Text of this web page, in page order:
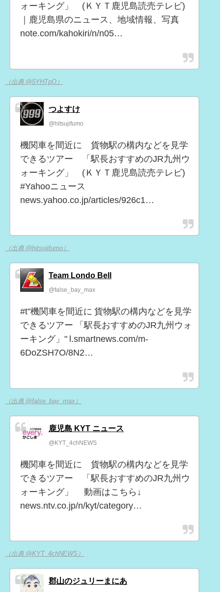
ォーキング」 (ＫＹＴ鹿児島読売テレビ)
｜鹿児島県のニュース、地域情報、写真
note.com/kahokiri/n/n05…
（出典 @5YHTpO）
つよすけ
@hitsujifumo
機関車を間近に 貨物駅の構内などを見学
できるツアー 「駅長おすすめのJR九州ウ
ォーキング」 (ＫＹＴ鹿児島読売テレビ)
#Yahooニュース
news.yahoo.co.jp/articles/926c1…
（出典 @hitsujifumo）
Team Londo Bell
@false_bay_max
#t"機関車を間近に 貨物駅の構内などを見学
できるツアー 「駅長おすすめのJR九州ウォ
ーキング」" l.smartnews.com/m-
6DoZSH7O/8N2…
（出典 @false_bay_max）
鹿児島 KYT ニュース
@KYT_4chNEWS
機関車を間近に 貨物駅の構内などを見学
できるツアー 「駅長おすすめのJR九州ウ
ォーキング」 動画はこちら↓
news.ntv.co.jp/n/kyt/category…
（出典 @KYT_4chNEWS）
郡山のジュリーまにあ